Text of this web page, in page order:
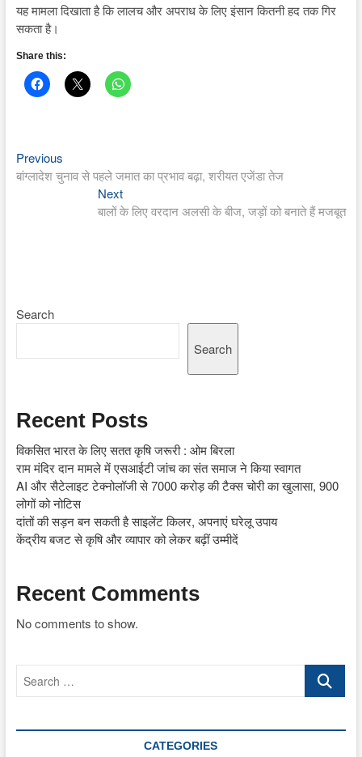
यह मामला दिखाता है कि लालच और अपराध के लिए इंसान कितनी हद तक गिर
सकता है।
Share this:
Post
navigation
PreviousPrevious
post:
बांग्लादेश चुनाव से पहले जमात का प्रभाव बढ़ा, शरीयत एजेंडा तेज
NextNext
post:
बालों के लिए वरदान अलसी के बीज, जड़ों को बनाते हैं मजबूत
Search
Search
Recent Posts
विकसित भारत के लिए सतत कृषि जरूरी : ओम बिरला
राम मंदिर दान मामले में एसआईटी जांच का संत समाज ने किया स्वागत
AI और सैटेलाइट टेक्नोलॉजी से 7000 करोड़ की टैक्स चोरी का खुलासा, 900
लोगों को नोटिस
दांतों की सड़न बन सकती है साइलेंट किलर, अपनाएं घरेलू उपाय
केंद्रीय बजट से कृषि और व्यापार को लेकर बढ़ीं उम्मीदें
Recent Comments
No comments to show.
Search
CATEGORIES